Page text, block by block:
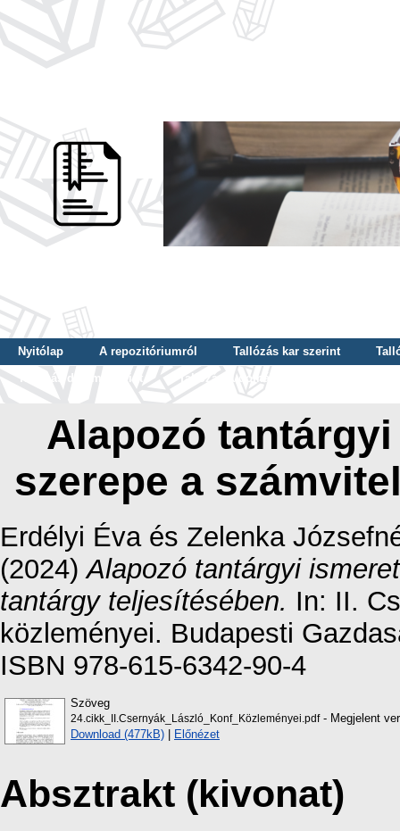
Nyitólap A repozitóriumról Tallózás kar szerint
Tallózás dátum szerint
Tallózás tudományterület szerint
Alapozó
szerepe a
Erdélyi Évaés Zelenka
(2024)Alapozó tantárgyi
tantárgy teljesítésében. In: II.
közleményei. Budapesti
ISBN 978-615-6342-90-4
Szöveg
24.cikk_II.Csernyák_László_Konf_Közleményei.pdf- Megjelent
Download (477kB) | Előnézet
Absztrakt (kivonat)